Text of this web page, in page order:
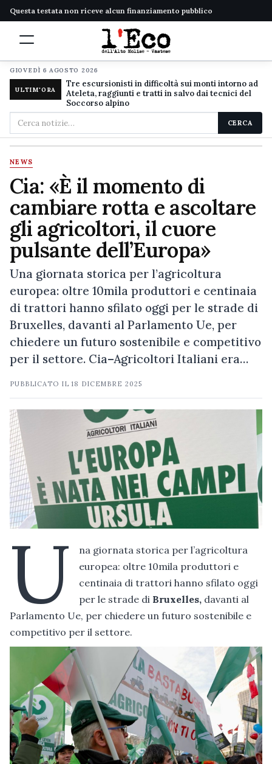
Questa testata non riceve alcun finanziamento pubblico
GIOVEDÌ 6 AGOSTO 2026
ULTIM'ORA
Tre escursionisti in difficoltà sui monti intorno ad
Ateleta, raggiunti e tratti in salvo dai tecnici del
Soccorso alpino
Cerca
nel
sito
CERCA
NEWS
Cia: «È il momento di
cambiare rotta e ascoltare
gli agricoltori, il cuore
pulsante dell’Europa»
Una giornata storica per l’agricoltura
europea: oltre 10mila produttori e centinaia
di trattori hanno sfilato oggi per le strade di
Bruxelles, davanti al Parlamento Ue, per
chiedere un futuro sostenibile e competitivo
per il settore. Cia–Agricoltori Italiani era…
PUBBLICATO IL18 DICEMBRE 2025
U
na giornata storica per l’agricoltura
europea: oltre 10mila produttori e
centinaia di trattori hanno sfilato oggi
per le strade di Bruxelles, davanti al
Parlamento Ue, per chiedere un futuro sostenibile e
competitivo per il settore.